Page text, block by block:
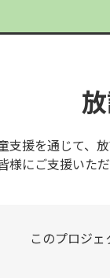
支援を通じて
にご支援いただ
このプロジ